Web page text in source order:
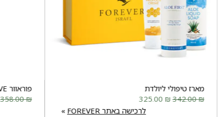
מארז טיפולי ליולדת
342.00₪
325.00 ₪
לרכישה באתר FOREVER
פוראוור MOVE
358.00₪